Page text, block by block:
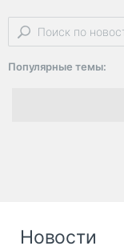
покупка компаний
Популярные темы:
Новости